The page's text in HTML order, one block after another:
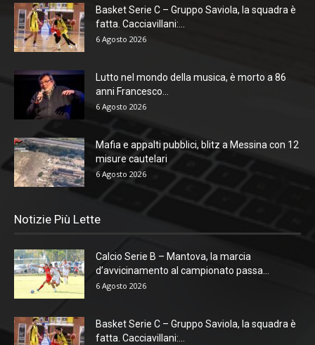
Basket Serie C – Gruppo Saviola, la squadra è
fatta. Cacciavillani:...
6 Agosto 2026
Lutto nel mondo della musica, è morto a 86
anni Francesco...
6 Agosto 2026
Mafia e appalti pubblici, blitz a Messina con 12
misure cautelari
6 Agosto 2026
Notizie Più Lette
Calcio Serie B – Mantova, la marcia
d’avvicinamento al campionato passa...
6 Agosto 2026
Basket Serie C – Gruppo Saviola, la squadra è
fatta. Cacciavillani:...